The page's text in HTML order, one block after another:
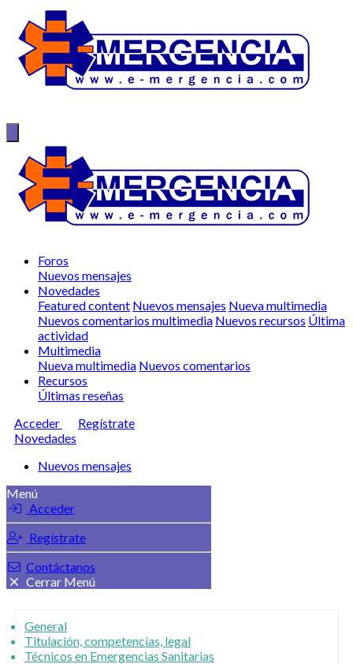
Foros
Nuevos mensajes
Novedades
Featured content Nuevos mensajes Nueva multimedia
Nuevos comentarios multimedia Nuevos recursos Última
actividad
Multimedia
Nueva multimedia Nuevos comentarios
Recursos
Últimas reseñas
Acceder
Regístrate
Novedades
Nuevos mensajes
Menú
Acceder
Regístrate
Contáctanos
Cerrar Menú
General
Titulación, competencias, legal
Técnicos en Emergencias Sanitarias